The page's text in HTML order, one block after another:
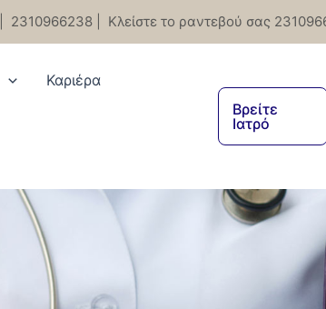
2310966238 Κλείστε το ραντεβού σας
Καριέρα
Βρείτε
Ιατρό